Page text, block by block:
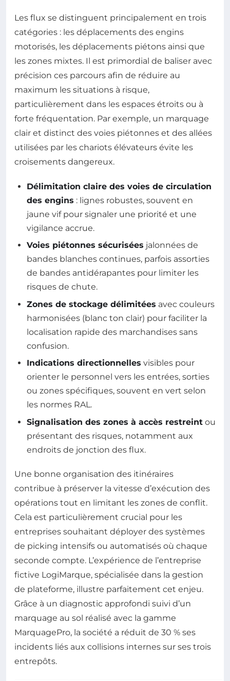
Les flux se distinguent principalement en trois
catégories : les déplacements des engins
motorisés, les déplacements piétons ainsi que
les zones mixtes. Il est primordial de baliser avec
précision ces parcours afin de réduire au
maximum les situations à risque,
particulièrement dans les espaces étroits ou à
forte fréquentation. Par exemple, un marquage
clair et distinct des voies piétonnes et des allées
utilisées par les chariots élévateurs évite les
croisements dangereux.
Délimitation claire des voies de circulation
des engins : lignes robustes, souvent en
jaune vif pour signaler une priorité et une
vigilance accrue.
Voies piétonnes sécurisées jalonnées de
bandes blanches continues, parfois assorties
de bandes antidérapantes pour limiter les
risques de chute.
Zones de stockage délimitées avec couleurs
harmonisées (blanc ton clair) pour faciliter la
localisation rapide des marchandises sans
confusion.
Indications directionnelles visibles pour
orienter le personnel vers les entrées, sorties
ou zones spécifiques, souvent en vert selon
les normes RAL.
Signalisation des zones à accès restreint ou
présentant des risques, notamment aux
endroits de jonction des flux.
Une bonne organisation des itinéraires
contribue à préserver la vitesse d’exécution des
opérations tout en limitant les zones de conflit.
Cela est particulièrement crucial pour les
entreprises souhaitant déployer des systèmes
de picking intensifs ou automatisés où chaque
seconde compte. L’expérience de l’entreprise
fictive LogiMarque, spécialisée dans la gestion
de plateforme, illustre parfaitement cet enjeu.
Grâce à un diagnostic approfondi suivi d’un
marquage au sol réalisé avec la gamme
MarquagePro, la société a réduit de 30 % ses
incidents liés aux collisions internes sur ses trois
entrepôts.